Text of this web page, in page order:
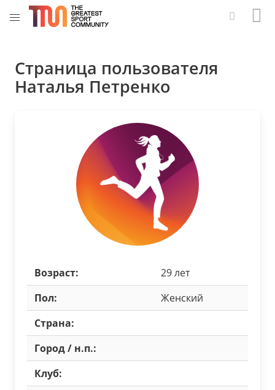
Страница пользователя
Наталья Петренко
Возраст:
29 лет
Пол:
Женский
Страна:
Город / н.п.:
Клуб: